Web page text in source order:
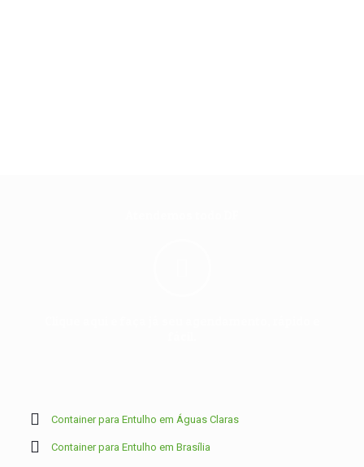
Container para Entulho em Águas Claras
Container para Entulho em Brasília